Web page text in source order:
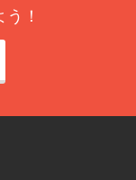
！